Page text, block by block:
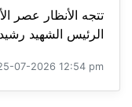
تتجه الأنظار عصر
الرئيس الشهيد
07-2026 12:54 pm